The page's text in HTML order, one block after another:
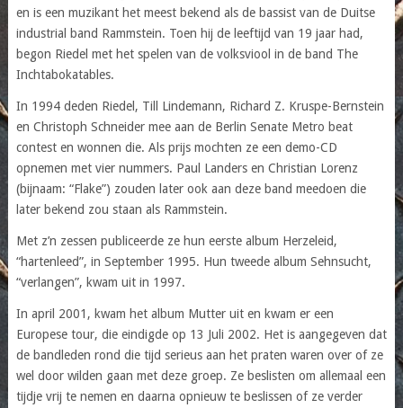
en is een muzikant het meest bekend als de bassist van de Duitse
industrial band Rammstein. Toen hij de leeftijd van 19 jaar had,
begon Riedel met het spelen van de volksviool in de band The
Inchtabokatables.
In 1994 deden Riedel, Till Lindemann, Richard Z. Kruspe-Bernstein
en Christoph Schneider mee aan de Berlin Senate Metro beat
contest en wonnen die. Als prijs mochten ze een demo-CD
opnemen met vier nummers. Paul Landers en Christian Lorenz
(bijnaam: “Flake”) zouden later ook aan deze band meedoen die
later bekend zou staan als Rammstein.
Met z’n zessen publiceerde ze hun eerste album Herzeleid,
“hartenleed”, in September 1995. Hun tweede album Sehnsucht,
“verlangen”, kwam uit in 1997.
In april 2001, kwam het album Mutter uit en kwam er een
Europese tour, die eindigde op 13 Juli 2002. Het is aangegeven dat
de bandleden rond die tijd serieus aan het praten waren over of ze
wel door wilden gaan met deze groep. Ze beslisten om allemaal een
tijdje vrij te nemen en daarna opnieuw te beslissen of ze verder